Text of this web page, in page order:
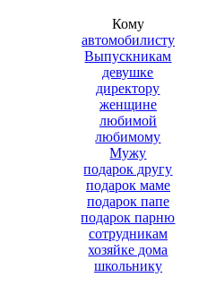
Кому
автомобилисту
Выпускникам
девушке
директору
женщине
любимой
любимому
Мужу
подарок другу
подарок маме
подарок папе
подарок парню
сотрудникам
хозяйке дома
школьнику